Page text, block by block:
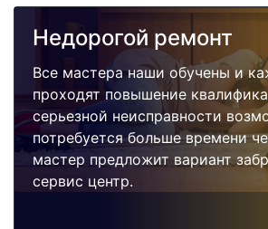
Недорогой ремонт
Все мастера наши обучены и
проходят повышение
серьезной неисправности
потребуется больше времени
мастер предложит вариант
сервис центр.